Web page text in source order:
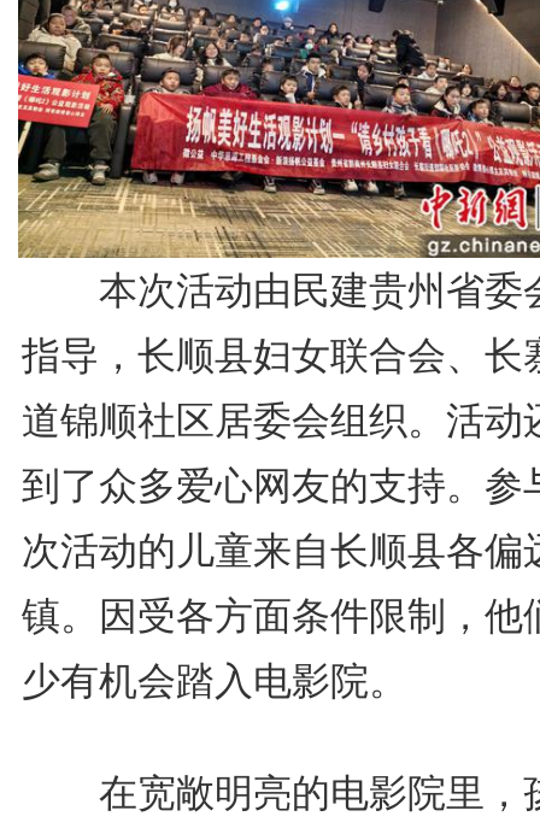
本次活动由民建贵州省委
指导，长顺县妇女联合会、长
道锦顺社区居委会组织。活动
到了众多爱心网友的支持。参
次活动的儿童来自长顺县各偏
镇。因受各方面条件限制，他
少有机会踏入电影院。
在宽敞明亮的电影院里，